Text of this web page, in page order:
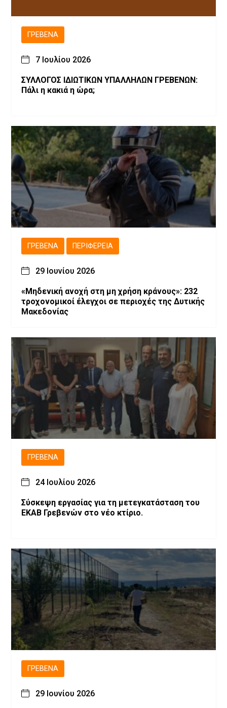
ΓΡΕΒΕΝΆ
7 Ιουλίου 2026
ΣΥΛΛΟΓΟΣ ΙΔΙΩΤΙΚΩΝ ΥΠΑΛΛΗΛΩΝ ΓΡΕΒΕΝΩΝ:
Πάλι η κακιά η ώρα;
ΓΡΕΒΕΝΆ ΠΕΡΙΦΈΡΕΙΑ
29 Ιουνίου 2026
«Μηδενική ανοχή στη μη χρήση κράνους»: 232
τροχονομικοί έλεγχοι σε περιοχές της Δυτικής
Μακεδονίας
ΓΡΕΒΕΝΆ
24 Ιουλίου 2026
Σύσκεψη εργασίας για τη μετεγκατάσταση του
ΕΚΑΒ Γρεβενών στο νέο κτίριο.
ΓΡΕΒΕΝΆ
29 Ιουνίου 2026